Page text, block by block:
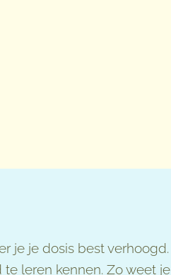
je je dosis best verhoogd.
leren kennen. Zo weet je